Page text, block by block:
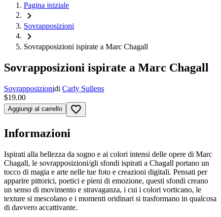
Pagina iniziale
chevron_right
Sovrapposizioni
chevron_right
Sovrapposizioni ispirate a Marc Chagall
Sovrapposizioni ispirate a Marc Chagall
Sovrapposizionidi Carly Sullens
$19.00
Aggiungi al carrello favorite_border
Informazioni
Ispirati alla bellezza da sogno e ai colori intensi delle opere di Marc
Chagall, le sovrapposizioni/gli sfondi ispirati a Chagall portano un
tocco di magia e arte nelle tue foto e creazioni digitali. Pensati per
apparire pittorici, poetici e pieni di emozione, questi sfondi creano
un senso di movimento e stravaganza, i cui i colori vorticano, le
texture si mescolano e i momenti oridinari si trasformano in qualcosa
di davvero accattivante.